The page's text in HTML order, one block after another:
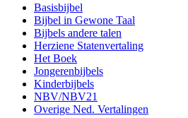
Basisbijbel
Bijbel in Gewone Taal
Bijbels andere talen
Herziene Statenvertaling
Het Boek
Jongerenbijbels
Kinderbijbels
NBV/NBV21
Overige Ned. Vertalingen